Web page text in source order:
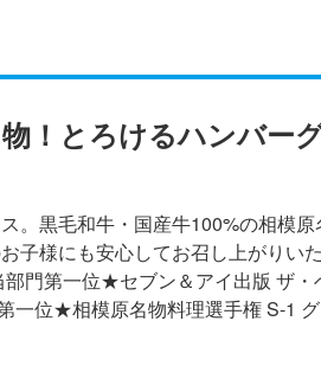
！とろけるハンバー
。黒毛和牛・国産牛100%の相模
子様にも安心してお召し上がり
門第一位★セブン＆アイ出版 ザ
一位★相模原名物料理選手権 S-1